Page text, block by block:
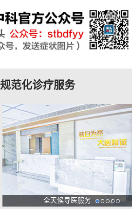
规范化诊疗服务
全天候导医服务